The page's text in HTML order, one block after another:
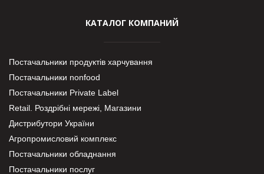
КАТАЛОГ КОМПАНИЙ
Постачальники продуктів харчування
Постачальники nonfood
Постачальники Private Label
Retail. Роздрібні мережі, Магазини
Дистрибутори України
Агропромисловий комплекс
Постачальники обладнання
Постачальники послуг